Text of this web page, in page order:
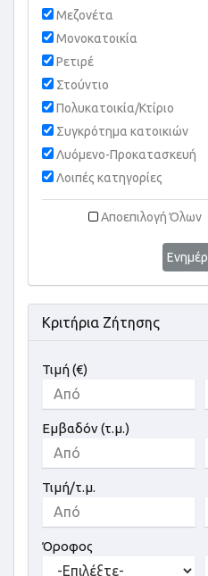
Μεζονέτα
Μονοκατοικία
Ρετιρέ
Στούντιο
Πολυκατοικία/Κτίριο
Συγκρότημα κατοικιών
Λυόμενο-Προκατασκευή
Λοιπές κατηγορίες
Αποεπιλογή Όλων
Κριτήρια Ζήτησης
Τιμή (€)
Εμβαδόν (τ.μ.)
Τιμή/τ.μ.
Όροφος